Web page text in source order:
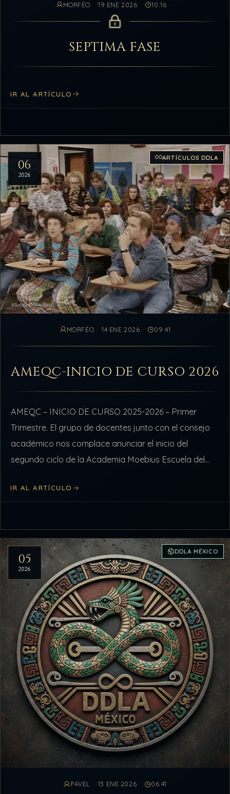
MORFÉO 19 ENE 2026 10:16
SEPTIMA FASE
IR AL ARTÍCULO
06
2026
ARTÍCULOS DDLA
MORFÉO 14 ENE 2026 09:41
AMEQC-INICIO DE CURSO 2026
AMEQC – INICIO DE CURSO 2025-2026 – Primer
Trimestre. El grupo de docentes junto con el consejo
académico nos complace anunciar el inicio del
segundo ciclo de la Academia Moebius Escuela del
IR AL ARTÍCULO
05
2026
DDLA MÉXICO
PAVEL 13 ENE 2026 06:41